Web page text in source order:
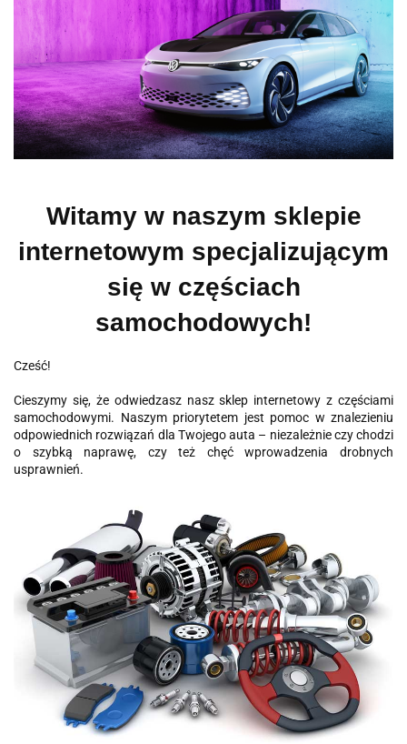
Witamy w naszym sklepie
internetowym specjalizującym
się w częściach
samochodowych!
Cześć!
Cieszymy się, że odwiedzasz nasz sklep internetowy z częściami
samochodowymi. Naszym priorytetem jest pomoc w znalezieniu
odpowiednich rozwiązań dla Twojego auta – niezależnie czy chodzi
o szybką naprawę, czy też chęć wprowadzenia drobnych
usprawnień.